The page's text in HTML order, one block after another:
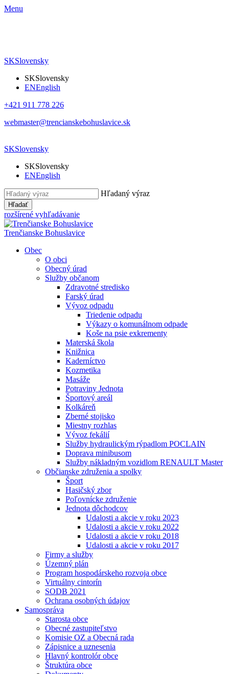
Menu
SKSlovensky
SKSlovensky
ENEnglish
+421 911 778 226
webmaster@trencianskebohuslavice.sk
SKSlovensky
SKSlovensky
ENEnglish
Hľadaný výraz
Hľadať
rozšírené vyhľadávanie
Trenčianske Bohuslavice
Obec
O obci
Obecný úrad
Služby občanom
Zdravotné stredisko
Farský úrad
Vývoz odpadu
Triedenie odpadu
Výkazy o komunálnom odpade
Koše na psie exkrementy
Materská škola
Knižnica
Kaderníctvo
Kozmetika
Masáže
Potraviny Jednota
Športový areál
Kolkáreň
Zberné stojisko
Miestny rozhlas
Vývoz fekálií
Služby hydraulickým rýpadlom POCLAIN
Doprava minibusom
Služby nákladným vozidlom RENAULT Master
Občianske združenia a spolky
Šport
Hasičský zbor
Poľovnícke združenie
Jednota dôchodcov
Udalosti a akcie v roku 2023
Udalosti a akcie v roku 2022
Udalosti a akcie v roku 2018
Udalosti a akcie v roku 2017
Firmy a služby
Územný plán
Program hospodárskeho rozvoja obce
Virtuálny cintorín
SODB 2021
Ochrana osobných údajov
Samospráva
Starosta obce
Obecné zastupiteľstvo
Komisie OZ a Obecná rada
Zápisnice a uznesenia
Hlavný kontrolór obce
Štruktúra obce